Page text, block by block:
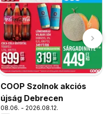
COOP Szolnok akciós
újság Debrecen
08.06. - 2026.08.12.